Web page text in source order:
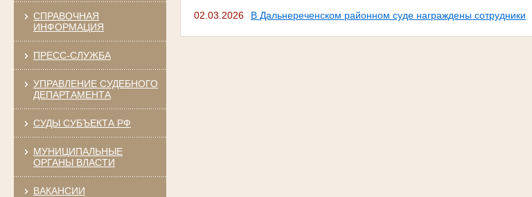
СПРАВОЧНАЯ
ИНФОРМАЦИЯ
ПРЕСС-СЛУЖБА
УПРАВЛЕНИЕ СУДЕБНОГО
ДЕПАРТАМЕНТА
СУДЫ СУБЪЕКТА РФ
МУНИЦИПАЛЬНЫЕ
ОРГАНЫ ВЛАСТИ
ВАКАНСИИ
02.03.2026
В Дальнереченском районном суде награждены сотрудники